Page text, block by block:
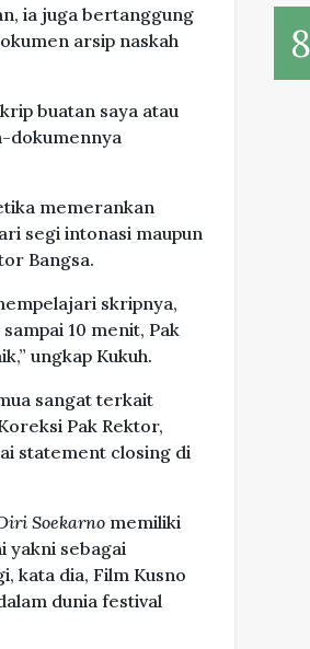
ia juga bertanggung
arsip naskah
buatan saya atau
dokumennya
memerankan
segi intonasi maupun
Bangsa.
skripnya,
10 menit, Pak
ungkap Kukuh.
sangat terkait
Pak Rektor,
statement closing di
Soekarno memiliki
yakni sebagai
kata dia, Film Kusno
dunia festival